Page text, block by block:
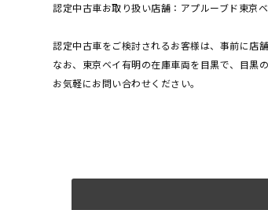
認定中古車お取り扱い店舗：アプルーブド東京
認定中古車をご検討されるお客様は、事前に店
なお、東京ベイ有明の在庫車両を目黒で、目黒
お気軽にお問い合わせください。